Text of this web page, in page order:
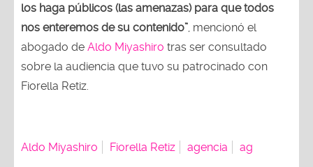
los haga públicos (las amenazas) para que todos
nos enteremos de su contenido” , mencionó el
abogado de Aldo Miyashiro tras ser consultado
sobre la audiencia que tuvo su patrocinado con
Fiorella Retiz.
Aldo Miyashiro Fiorella Retiz agencia ag